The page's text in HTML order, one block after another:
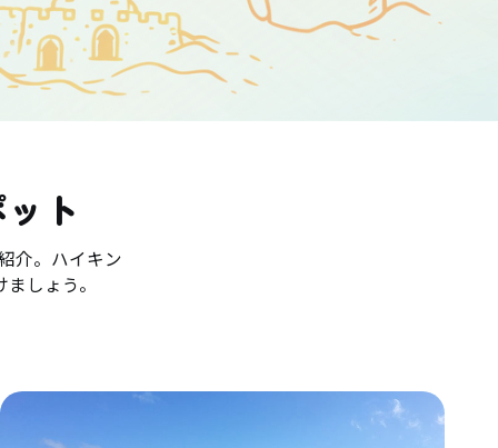
ト
介。ハイキン
しょう。